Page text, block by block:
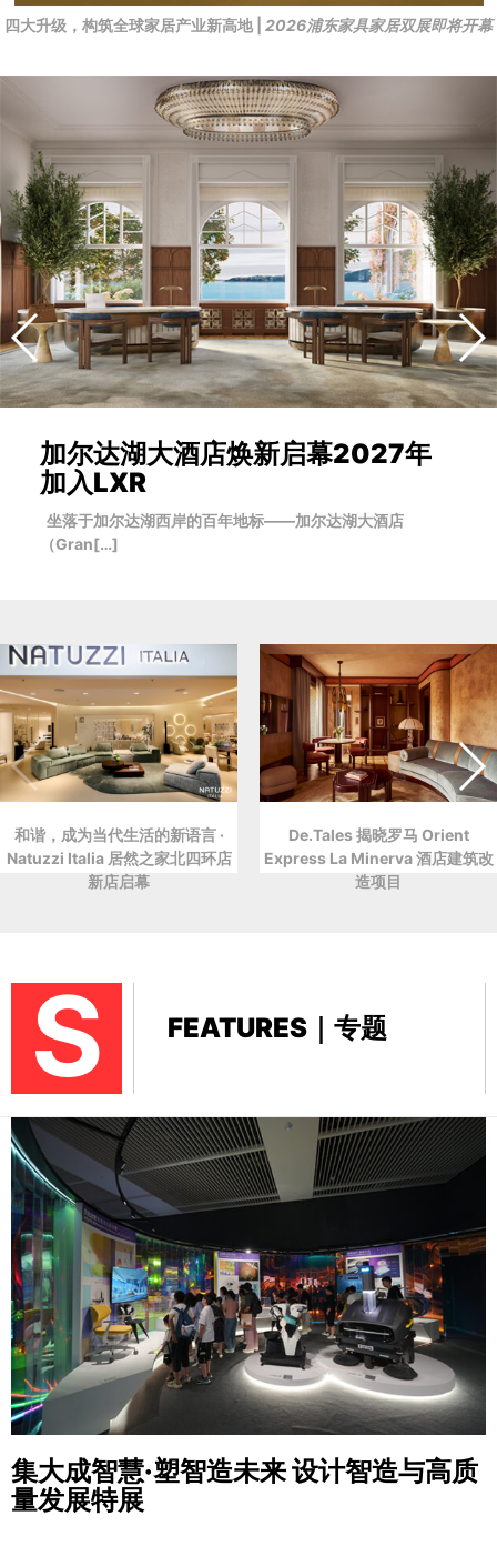
四大升级，构筑全球家居产业新高地 | 2026浦东家具家居双展即将开幕
加尔达湖大酒店焕新启幕2027年
加入LXR
坐落于加尔达湖西岸的百年地标——加尔达湖大酒店
（Gran[…]
和谐，成为当代生活的新语言 ·
Natuzzi Italia 居然之家北四环店
新店启幕
De.Tales 揭晓罗马 Orient
Express La Minerva 酒店建筑改
造项目
S FEATURES｜专题
集大成智慧·塑智造未来设计智造与高质
量发展特展